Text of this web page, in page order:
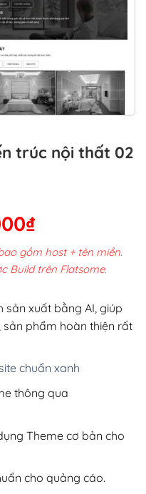
trúc nội thất 02
₫Giá
hiện
tại
200,000₫.
gồm host + tên miền.
Build trên Flatsome.
sản xuất bằng AI, giúp
sản phẩm hoàn thiện rất
chuẩn xanh
thông qua
Theme cơ bản cho
cho quảng cáo.